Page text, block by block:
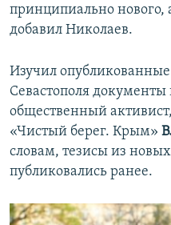
принципиально нового,
добавил Николаев.
Изучил
Севастополя
общественный
«Чистый берег. Крым»
словам, тезисы из
публиковались ранее.